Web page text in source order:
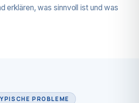
erklären, was sinnvoll ist und was
PROBLEME